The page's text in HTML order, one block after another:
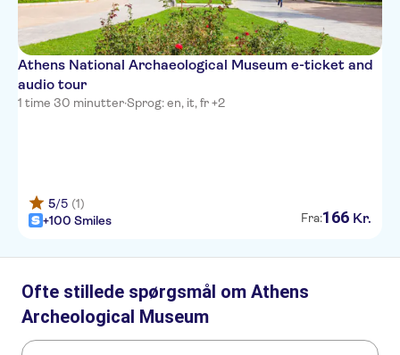
Athens National Archaeological Museum e-ticket and
audio tour
1 time 30 minutter·Sprog: en, it, fr +2
5/5 (1)
+100 Smiles
Fra:166 Kr.
Ofte stillede spørgsmål om Athens
Archeological Museum